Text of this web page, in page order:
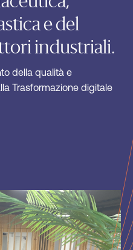
e del
industriali.
della qualità e
Trasformazione digitale